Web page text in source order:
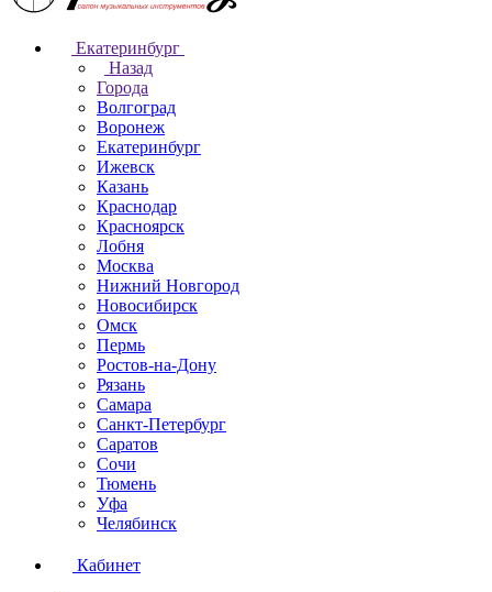
Екатеринбург
Назад
Города
Волгоград
Воронеж
Екатеринбург
Ижевск
Казань
Краснодар
Красноярск
Лобня
Москва
Нижний Новгород
Новосибирск
Омск
Пермь
Ростов-на-Дону
Рязань
Самара
Санкт-Петербург
Саратов
Сочи
Тюмень
Уфа
Челябинск
Кабинет